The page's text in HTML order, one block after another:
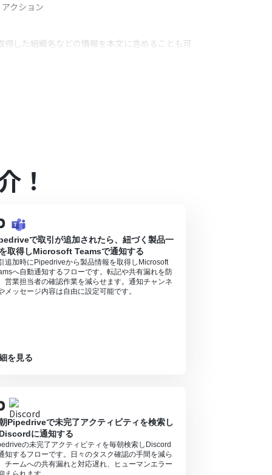
クション
した組織名などの情報を本文に含めることも可
！
で取引が追加されたら、紐づく製品一
取得しMicrosoft Teamsで通知する
追加時にPipedriveから製品情報を取得しMicrosoft
へ自動通知するフローです。転記や共有漏れを防
営業担当者の確認作業を減らせます。通知チャンネ
メッセージ内容は自由に設定可能です。
を見る
Pipedriveで未完了アクティビティを検索し
に通知する
の未完了アクティビティを毎朝検索しDiscord
知するフローです。日々のタスク確認の手間を減ら
チームへの共有漏れと対応遅れ、ヒューマンエラー